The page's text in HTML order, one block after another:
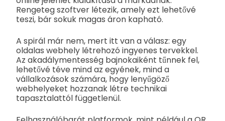
Rengeteg szoftver létezik, amely ezt lehetővé
teszi, bár sokuk magas áron kapható.
A spirál már nem, mert itt van a válasz: egy
oldalas webhely létrehozó ingyenes tervekkel.
Az akadálymentesség bajnokaiként tűnnek fel,
lehetővé téve mind az egyének, mind a
vállalkozások számára, hogy lenyűgöző
webhelyeket hozzanak létre technikai
tapasztalattól függetlenül.